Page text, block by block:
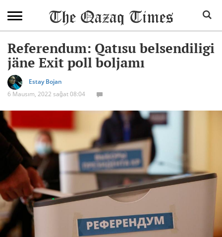
Referendum: Qatısu belsendiligi
jäne Exit poll boljamı
Estay Bojan
6 Mausım, 2022 sağat 08:04